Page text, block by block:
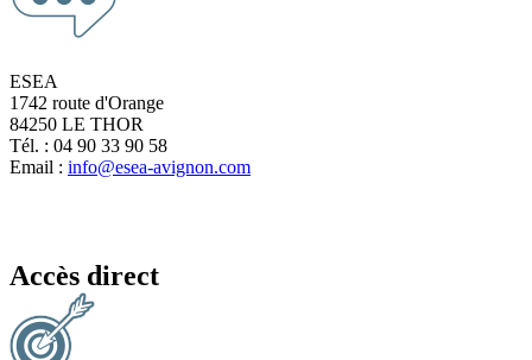
ESEA
1742 route d'Orange
84250 LE THOR
Tél. : 04 90 33 90 58
Email : info@esea-avignon.com
Accès direct